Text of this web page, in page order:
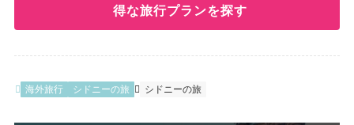
得な旅行プランを探す
海外旅行 シドニーの旅 シドニーの旅